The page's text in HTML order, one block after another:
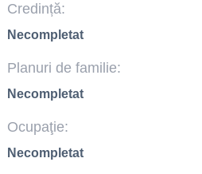
Credință:
Necompletat
Planuri de familie:
Necompletat
Ocupaţie:
Necompletat